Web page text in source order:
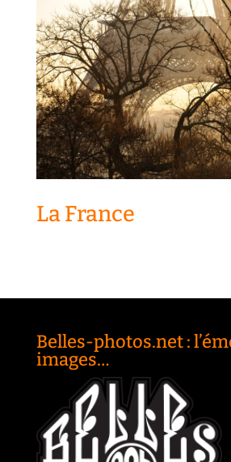
La France
Belles-photos.net :
images…